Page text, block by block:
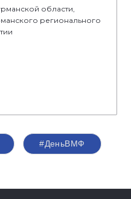
области,
регионального
#ДеньВМФ